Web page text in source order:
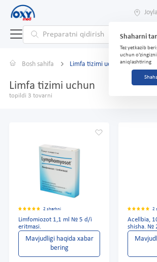
Shaharni
Tez yetkazib
uchun
aniqlashtiring
Bosh sahifa Limfa tizimi uchun
Limfa tizimi uchun
topildi 3 tovarni
2 sharhni
Limfomiozot 1,1 ml № 5 d/i
eritmasi.
Mavjudligi haqida xabar
bering
2
Acellbia,
shisha. №